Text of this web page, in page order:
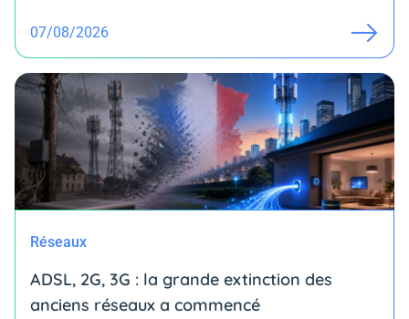
07/08/2026
Réseaux
ADSL, 2G, 3G : la grande extinction des
anciens réseaux a commencé